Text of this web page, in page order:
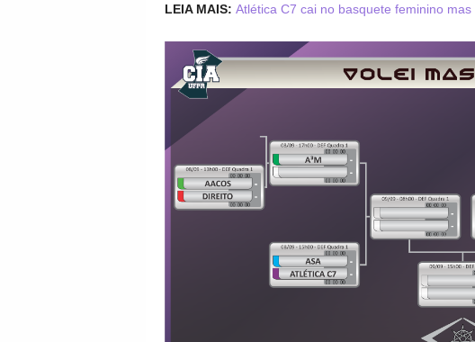
LEIA MAIS: Atlética C7 cai no basquete feminino